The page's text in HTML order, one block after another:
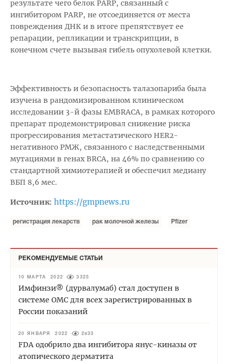
результате чего белок PARP, связанный с
ингибитором PARP, не отсоединяется от места
повреждения ДНК и в итоге препятствует ее
репарации, репликации и транскрипции, в
конечном счете вызывая гибель опухолевой клетки.
Эффективность и безопасность талазопариба была
изучена в рандомизированном клиническом
исследовании 3-й фазы EMBRACA, в рамках которого
препарат продемонстрировал снижение риска
прогрессирования метастатического HER2-
негативного РМЖ, связанного с наследственными
мутациями в генах BRCA, на 46% по сравнению со
стандартной химиотерапией и обеспечил медиану
ВБП 8,6 мес.
Источник: https://gmpnews.ru
регистрация лекарств рак молочной железы Pfizer
РЕКОМЕНДУЕМЫЕ СТАТЬИ
10 МАРТА 2022 3325
Имфинзи® (дурвалумаб) стал доступен в
системе ОМС для всех зарегистрированных в
России показаний
20 ЯНВАРЯ 2022 2833
FDA одобрило два ингибитора янус-киназы от
атопического дерматита